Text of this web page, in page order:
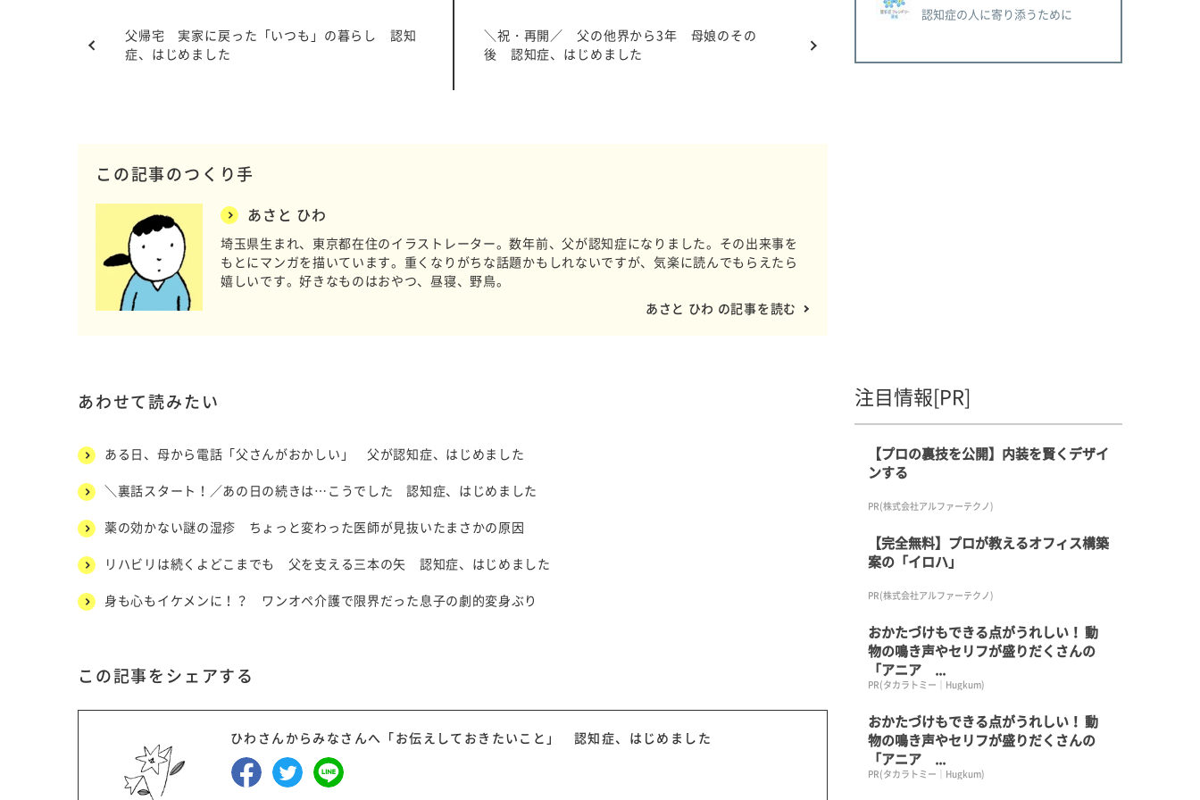
父帰宅 実家に戻った「いつも」の暮らし 認知
症、はじめました
＼祝・再開／ 父の他界から3年 母娘のその
後 認知症、はじめました
この記事のつくり手
あさと ひわ
埼玉県生まれ、東京都在住のイラストレーター。数年前、父が認知症になりました。その出来事を
もとにマンガを描いています。重くなりがちな話題かもしれないですが、気楽に読んでもらえたら
嬉しいです。好きなものはおやつ、昼寝、野鳥。
あさと ひわ の記事を読む
あわせて読みたい
ある日、母から電話「父さんがおかしい」 父が認知症、はじめました
＼裏話スタート！／あの日の続きは…こうでした 認知症、はじめました
薬の効かない謎の湿疹 ちょっと変わった医師が見抜いたまさかの原因
リハビリは続くよどこまでも 父を支える三本の矢 認知症、はじめました
身も心もイケメンに！？ ワンオペ介護で限界だった息子の劇的変身ぶり
この記事をシェアする
ひわさんからみなさんへ「お伝えしておきたいこと」 認知症、はじめました
認知症の人に寄り添うために
注目情報[PR]
【プロの裏技を公開】内装を賢くデザイ
ンする
PR(株式会社アルファーテクノ)
【完全無料】プロが教えるオフィス構築
案の「イロハ」
PR(株式会社アルファーテクノ)
おかたづけもできる点がうれしい！ 動
物の鳴き声やセリフが盛りだくさんの
「アニア ...
PR(タカラトミー｜Hugkum)
おかたづけもできる点がうれしい！ 動
物の鳴き声やセリフが盛りだくさんの
「アニア ...
PR(タカラトミー｜Hugkum)